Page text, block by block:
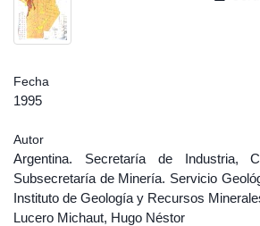
Fecha
1995
Autor
Argentina. Secretaría de Industria,
Subsecretaría de Minería. Servicio
Instituto de Geología y Recursos
Lucero Michaut, Hugo Néstor